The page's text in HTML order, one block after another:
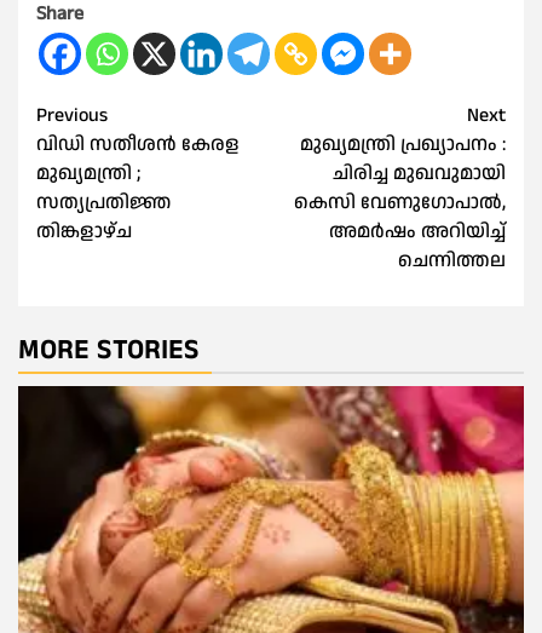
Share
Post
navigation
Previous
വിഡി സതീശൻ കേരള
മുഖ്യമന്ത്രി ;
സത്യപ്രതിജ്ഞ
തിങ്കളാഴ്ച
Next
മുഖ്യമന്ത്രി പ്രഖ്യാപനം :
ചിരിച്ച മുഖവുമായി
കെസി വേണുഗോപാല്‍,
അമര്‍ഷം അറിയിച്ച്‌
ചെന്നിത്തല
MORE STORIES